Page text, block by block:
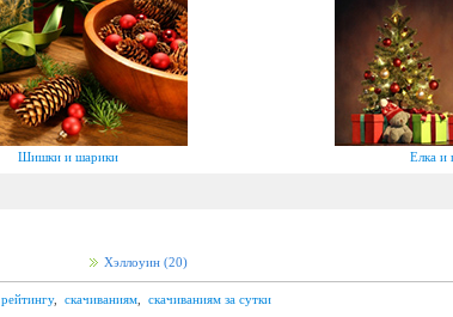
Шишки и шарики Елка и
Хэллоуин (20)
рейтингу, скачиваниям скачиваниям за сутки